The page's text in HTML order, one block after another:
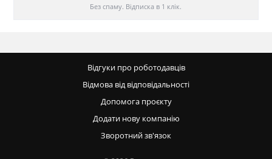
Без спаму. Відписка в 1 клік.
Відгуки про роботодавців
Відмова від відповідальності
Допомога проєкту
Додати нову компанію
Зворотний зв'язок